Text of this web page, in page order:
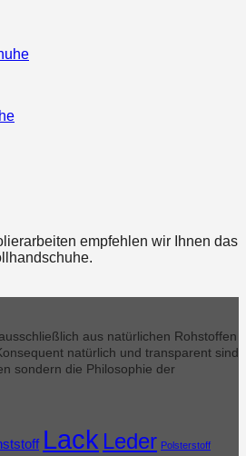
empfehlen wir Ihnen das
aus natürlichen Rohstoffen
natürlich und transparent sind
sondern die Philosophie der
Lack Leder Polsterstoff